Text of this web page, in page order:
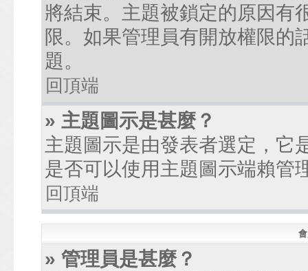
將結束。主題被鎖定的原因有
限。如果管理員有開放權限的
題。
回頂端
» 主題圖示是甚麼？
主題圖示是由發表者選定，它
是否可以使用主題圖示端賴管
回頂端
» 管理員是甚麼？